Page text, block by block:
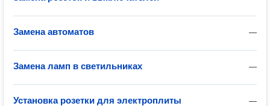
—
Замена автоматов
—
Замена ламп в светильниках
—
Установка розетки для электроплиты